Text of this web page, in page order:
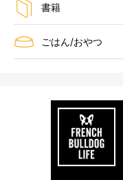
書籍
ごはん/おやつ